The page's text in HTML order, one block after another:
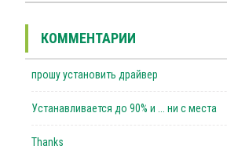
КОММЕНТАРИИ
прошу установить драйвер
Устанавливается до 90% и ... ни с места
Thanks